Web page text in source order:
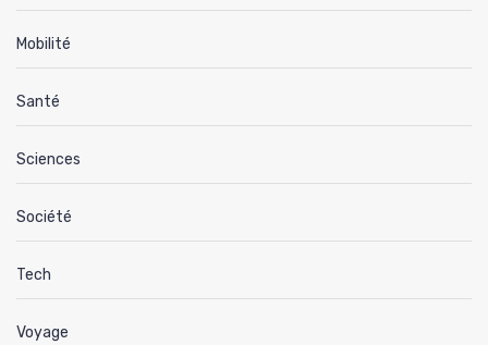
Mobilité
Santé
Sciences
Société
Tech
Voyage